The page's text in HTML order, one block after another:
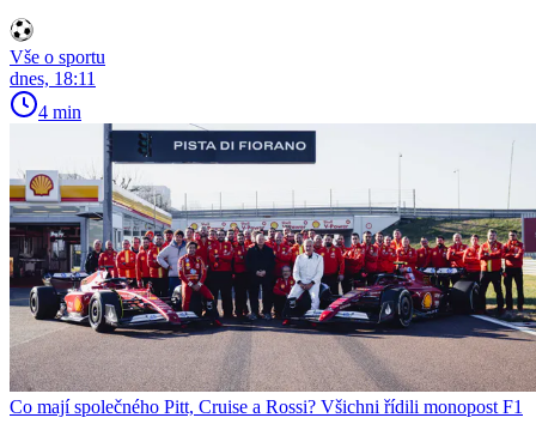
Vše o sportu
dnes, 18:11
4 min
Co mají společného Pitt, Cruise a Rossi? Všichni řídili monopost F1